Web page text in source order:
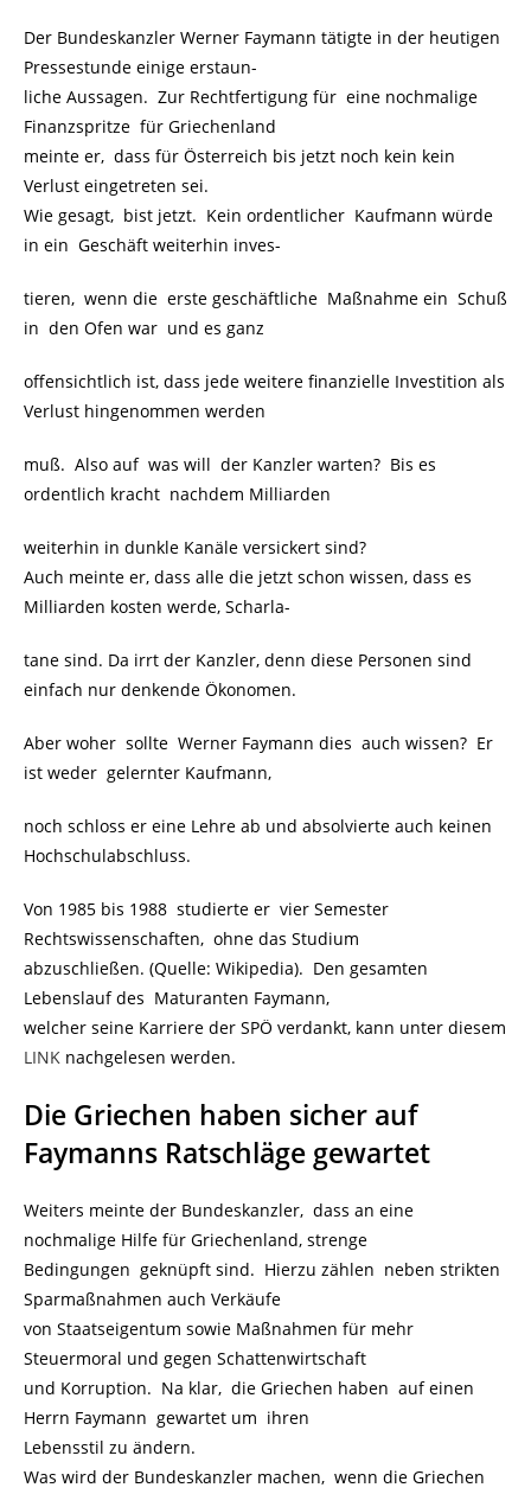
Der Bundeskanzler Werner Faymann tätigte in der heutigen
Pressestunde einige erstaun-
liche Aussagen. Zur Rechtfertigung für eine nochmalige
Finanzspritze für Griechenland
meinte er, dass für Österreich bis jetzt noch kein kein
Verlust eingetreten sei.
Wie gesagt, bist jetzt. Kein ordentlicher Kaufmann würde
in ein Geschäft weiterhin inves-
tieren, wenn die erste geschäftliche Maßnahme ein Schuß
in den Ofen war und es ganz
offensichtlich ist, dass jede weitere finanzielle Investition als
Verlust hingenommen werden
muß. Also auf was will der Kanzler warten? Bis es
ordentlich kracht nachdem Milliarden
weiterhin in dunkle Kanäle versickert sind?
Auch meinte er, dass alle die jetzt schon wissen, dass es
Milliarden kosten werde, Scharla-
tane sind. Da irrt der Kanzler, denn diese Personen sind
einfach nur denkende Ökonomen.
Aber woher sollte Werner Faymann dies auch wissen? Er
ist weder gelernter Kaufmann,
noch schloss er eine Lehre ab und absolvierte auch keinen
Hochschulabschluss.
Von 1985 bis 1988 studierte er vier Semester
Rechtswissenschaften, ohne das Studium
abzuschließen. (Quelle: Wikipedia). Den gesamten
Lebenslauf des Maturanten Faymann,
welcher seine Karriere der SPÖ verdankt, kann unter diesem
LINK nachgelesen werden.
Die Griechen haben sicher auf
Faymanns Ratschläge gewartet
Weiters meinte der Bundeskanzler, dass an eine
nochmalige Hilfe für Griechenland, strenge
Bedingungen geknüpft sind. Hierzu zählen neben strikten
Sparmaßnahmen auch Verkäufe
von Staatseigentum sowie Maßnahmen für mehr
Steuermoral und gegen Schattenwirtschaft
und Korruption. Na klar, die Griechen haben auf einen
Herrn Faymann gewartet um ihren
Lebensstil zu ändern.
Was wird der Bundeskanzler machen, wenn die Griechen